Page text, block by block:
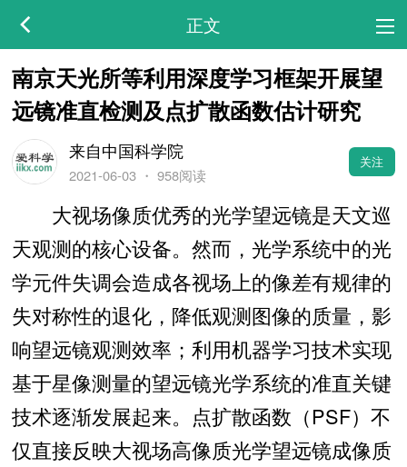
正文
南京天光所等利用深度学习框架开展望
远镜准直检测及点扩散函数估计研究
来自中国科学院
2021-06-03・ 958阅读
关注
大视场像质优秀的光学望远镜是天文巡
天观测的核心设备。然而，光学系统中的光
学元件失调会造成各视场上的像差有规律的
失对称性的退化，降低观测图像的质量，影
响望远镜观测效率；利用机器学习技术实现
基于星像测量的望远镜光学系统的准直关键
技术逐渐发展起来。点扩散函数（PSF）不
仅直接反映大视场高像质光学望远镜成像质